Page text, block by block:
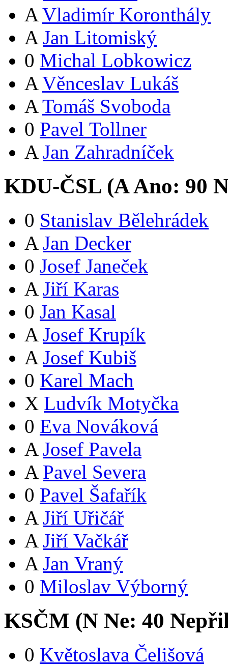
A Vladimír Koronthály
A Jan Litomiský
0 Michal Lobkowicz
A Věnceslav Lukáš
A Tomáš Svoboda
0 Pavel Tollner
A Jan Zahradníček
KDU-ČSL (AAno: 90
0 Stanislav Bělehrádek
A Jan Decker
0 Josef Janeček
A Jiří Karas
0 Jan Kasal
A Josef Krupík
A Josef Kubiš
0 Karel Mach
X Ludvík Motyčka
0 Eva Nováková
A Josef Pavela
A Pavel Severa
0 Pavel Šafařík
A Jiří Uřičář
A Jiří Vačkář
A Jan Vraný
0 Miloslav Výborný
KSČM (N Ne: 40
0 Květoslava Čelišová